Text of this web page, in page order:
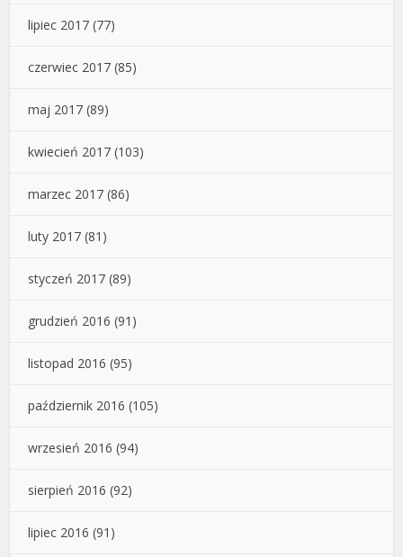
lipiec 2017 (77)
czerwiec 2017 (85)
maj 2017 (89)
kwiecień 2017 (103)
marzec 2017 (86)
luty 2017 (81)
styczeń 2017 (89)
grudzień 2016 (91)
listopad 2016 (95)
październik 2016 (105)
wrzesień 2016 (94)
sierpień 2016 (92)
lipiec 2016 (91)